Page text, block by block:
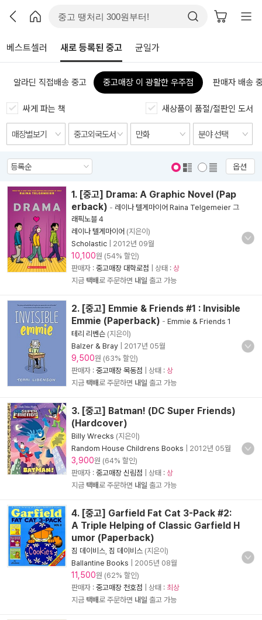
베스트셀러 새로 등록된 중고 균일가
알라딘 직접배송 중고 중고매장 이 광활한 우주점 판매자 배송
싸게 파는 책 새상품이 품절/절판인 도서
옵션
1. [중고] Drama: A Graphic Novel (Pap
erback) - 레이나 텔게마이어 Raina Telgemeier 그
래픽노블 4
레이나 텔게마이어 (지은이)
Scholastic
2012년 09월
10,100원 (54% 할인)
판매자 : 중고매장 대학로점 | 상태 : 상
지금 택배로 주문하면 내일 출고 가능
2. [중고] Emmie & Friends #1 : Invisible
Emmie (Paperback) - Emmie & Friends 1
테리 리벤슨 (지은이)
Balzer & Bray
2017년 05월
9,500원 (63% 할인)
판매자 : 중고매장 목동점 | 상태 : 상
지금 택배로 주문하면 내일 출고 가능
3. [중고] Batman! (DC Super Friends)
(Hardcover)
Billy Wrecks (지은이)
Random House Childrens Books
2012년 05월
3,900원 (64% 할인)
판매자 : 중고매장 신림점 | 상태 : 상
지금 택배로 주문하면 내일 출고 가능
4. [중고] Garfield Fat Cat 3-Pack #2:
A Triple Helping of Classic Garfield H
umor (Paperback)
짐 데이비스 짐 데이비스 (지은이)
Ballantine Books
2005년 08월
11,500원 (62% 할인)
판매자 : 중고매장 천호점 | 상태 : 최상
지금 택배로 주문하면 내일 출고 가능